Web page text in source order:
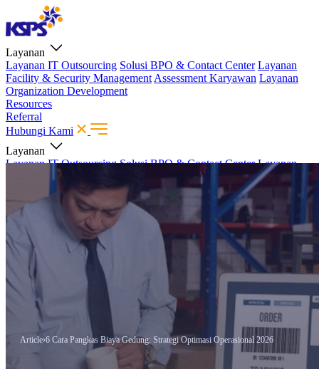
Layanan
Layanan IT Outsourcing Solusi BPO & Contact Center Layanan
Facility & Security ManagementAssessment Karyawan Layanan
Organization Development
Resources
Referral
Hubungi Kami
Layanan
Layanan IT Outsourcing Solusi BPO & Contact Center Layanan
Facility & Security Management
Assessment Karyawan Layanan
Organization Development
Resources
Referral
Hubungi Kami
Article›6 Cara Pangkas Biaya Gedung: Strategi Optimasi Operasional 2026